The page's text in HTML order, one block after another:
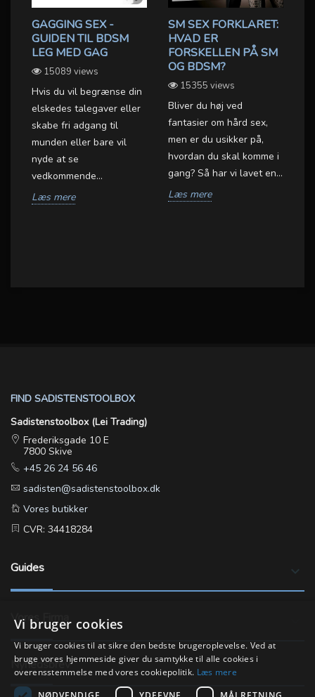
GAGGING SEX -
GUIDEN TIL BDSM
LEG MED GAG
15089 views
Hvis du vil begrænse din
elskedes talegaver eller
skabe fri adgang til
munden eller bare vil
nyde at se
vedkommende...
Læs mere
SM SEX FORKLARET:
HVAD ER
FORSKELLEN PÅ SM
OG BDSM?
15355 views
Bliver du høj ved
fantasier om hård sex,
men er du usikker på,
hvordan du skal komme i
gang? Så har vi lavet en...
Læs mere
FIND SADISTENSTOOLBOX
Sadistenstoolbox (Lei Trading)
Frederiksgade 10 E
7800 Skive
+45 26 24 56 46
sadisten@sadistenstoolbox.dk
Vores butikker
CVR: 34418284
Guides keyboard_arrow_down
Vores Firma
Nyhedsbrev
Vi bruger cookies
Vi bruger cookies til at sikre den bedste brugeroplevelse. Ved at
bruge vores hjemmeside giver du samtykke til alle cookies i
overensstemmelse med vores cookiepolitik. Læs mere